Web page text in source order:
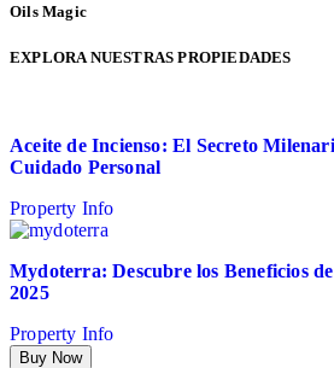
Oils Magic
EXPLORA NUESTRAS PROPIEDADES
Aceite de Incienso: El Secreto
Cuidado Personal
Property Info
Mydoterra: Descubre los Beneficios de
2025
Property Info
Buy Now